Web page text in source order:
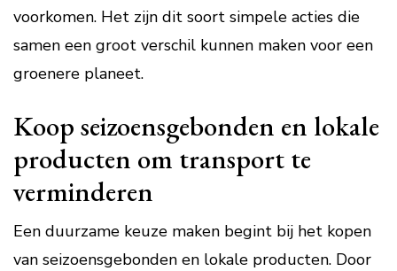
voorkomen. Het zijn dit soort simpele acties die
samen een groot verschil kunnen maken voor een
groenere planeet.
Koop seizoensgebonden en lokale
producten om transport te
verminderen
Een duurzame keuze maken begint bij het kopen
van seizoensgebonden en lokale producten. Door